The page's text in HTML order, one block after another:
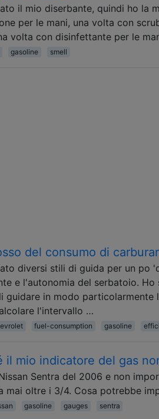
il mio diserbante, quindi ho la
per le mani, una volta con
volta con disinfettante per le
gasoline smell
del consumo di
diversi stili di guida per un po
e l'autonomia del serbatoio.
guidare in modo particolarmente
l'intervallo …
fuel-consumption gasoline
il mio indicatore del gas
Sentra del 2006 e non
mai oltre i 3/4. Cosa potrebbe
gasoline gauges sentra